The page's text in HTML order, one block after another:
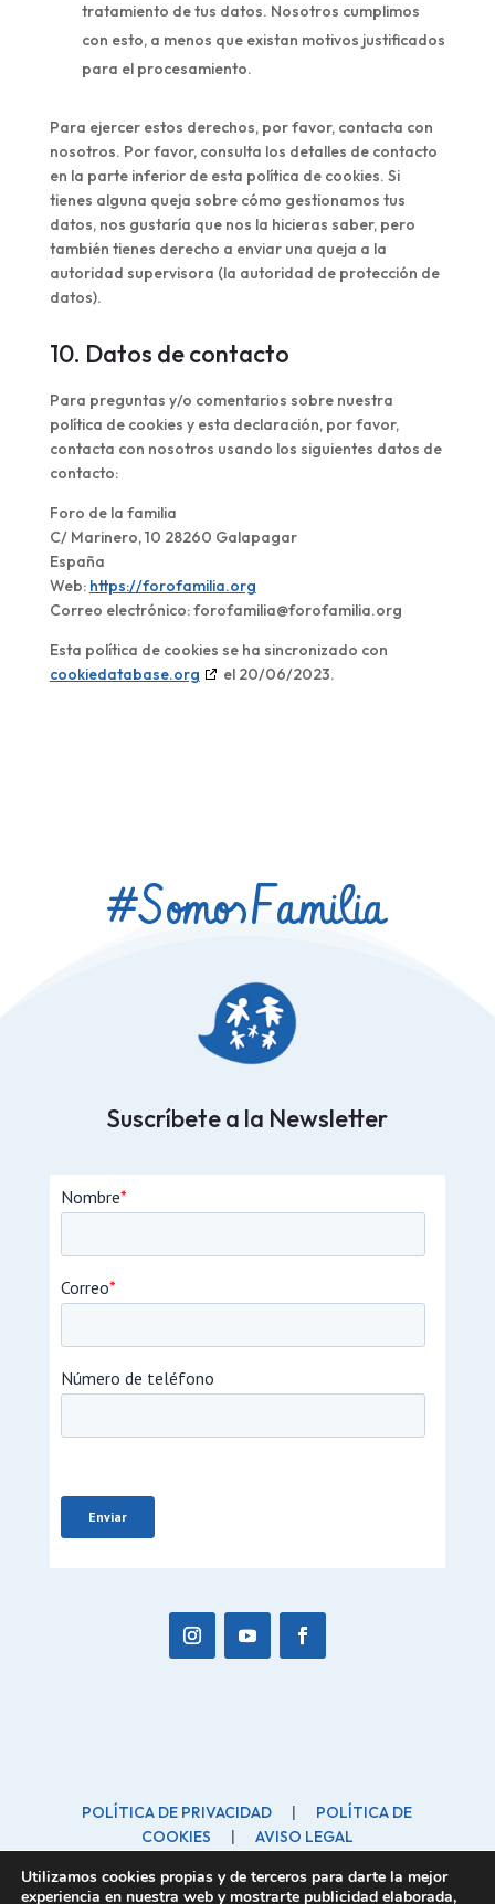
tratamiento de tus datos. Nosotros cumplimos
con esto, a menos que existan motivos justificados
para el procesamiento.
Para ejercer estos derechos, por favor, contacta con
nosotros. Por favor, consulta los detalles de contacto
en la parte inferior de esta política de cookies. Si
tienes alguna queja sobre cómo gestionamos tus
datos, nos gustaría que nos la hicieras saber, pero
también tienes derecho a enviar una queja a la
autoridad supervisora (la autoridad de protección de
datos).
10. Datos de contacto
Para preguntas y/o comentarios sobre nuestra
política de cookies y esta declaración, por favor,
contacta con nosotros usando los siguientes datos de
contacto:
Foro de la familia
C/ Marinero, 10 28260 Galapagar
España
Web: https://forofamilia.org
Correo electrónico:forofamilia@forofamilia.org
Esta política de cookies se ha sincronizado con
cookiedatabase.org
el 20/06/2023.
#SomosFamilia
Suscríbete a la Newsletter
POLÍTICA DE PRIVACIDAD | POLÍTICA DE
COOKIES | AVISO LEGAL
forofamilia@forofamilia.org| C/ Marinero, 10 28260
Galapagar
Utilizamos cookies propias y de terceros para darte la mejor
experiencia en nuestra web y mostrarte publicidad elaborada,